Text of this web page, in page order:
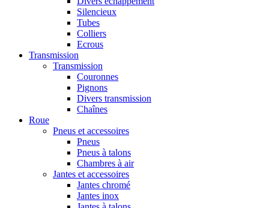
Silencieux
Tubes
Colliers
Ecrous
Transmission
Transmission
Couronnes
Pignons
Divers transmission
Chaînes
Roue
Pneus et accessoires
Pneus
Pneus à talons
Chambres à air
Jantes et accessoires
Jantes chromé
Jantes inox